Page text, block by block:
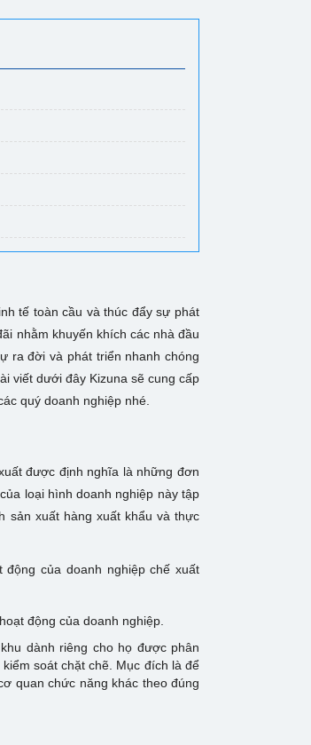
tế toàn cầu và thúc đẩy sự phát
nhằm khuyến khích các nhà đầu
ra đời và phát triển nhanh chóng
viết dưới đây Kizuna sẽ cung cấp
quý doanh nghiệp nhé.
được định nghĩa là những đơn
loại hình doanh nghiệp này tập
sản xuất hàng xuất khẩu và thực
của doanh nghiệp chế xuất
động của doanh nghiệp.
dành riêng cho họ được phân
soát chặt chẽ. Mục đích là để
quan chức năng khác theo đúng